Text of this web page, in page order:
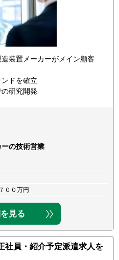
装置メーカーがメイン顧客
ドを確立
研究開発
の技術営業
００万円
見る
社員・紹介予定派遣求人を